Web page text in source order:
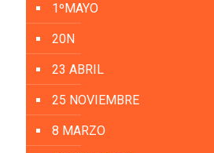
1ºMAYO
20N
23 ABRIL
25 NOVIEMBRE
8 MARZO